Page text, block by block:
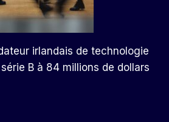
irlandais de technologie
B à 84 millions de dollars